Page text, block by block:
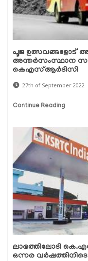
പൂജ ഉത്സവങ്ങളോട്
അന്തർസംസ്ഥാന
കെഎസ്ആർടിസി
27th of September 2022
Continue Reading
ലാഭത്തിലോടി
ഒന്നര വർഷത്തിനിടെ